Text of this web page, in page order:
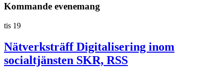
Kommande evenemang
tis 19
Nätverksträff Digitalisering inom
socialtjänsten SKR, RSS